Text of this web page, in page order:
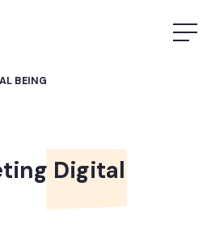
BEING
Digital